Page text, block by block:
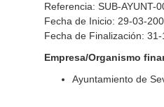
Referencia: SUB-AYUNT-
Fecha de Inicio: 29-03-
Fecha de Finalización:
Empresa/Organismo
Ayuntamiento de